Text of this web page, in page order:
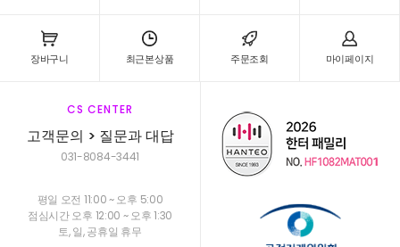
장바구니 최근본상품 주문조회 마이페이지
CS CENTER
고객문의 > 질문과 대답
031-8084-3441
평일 오전 11:00 ~ 오후 5:00
점심시간 오후 12:00 ~ 오후 1:30
토, 일, 공휴일 휴무